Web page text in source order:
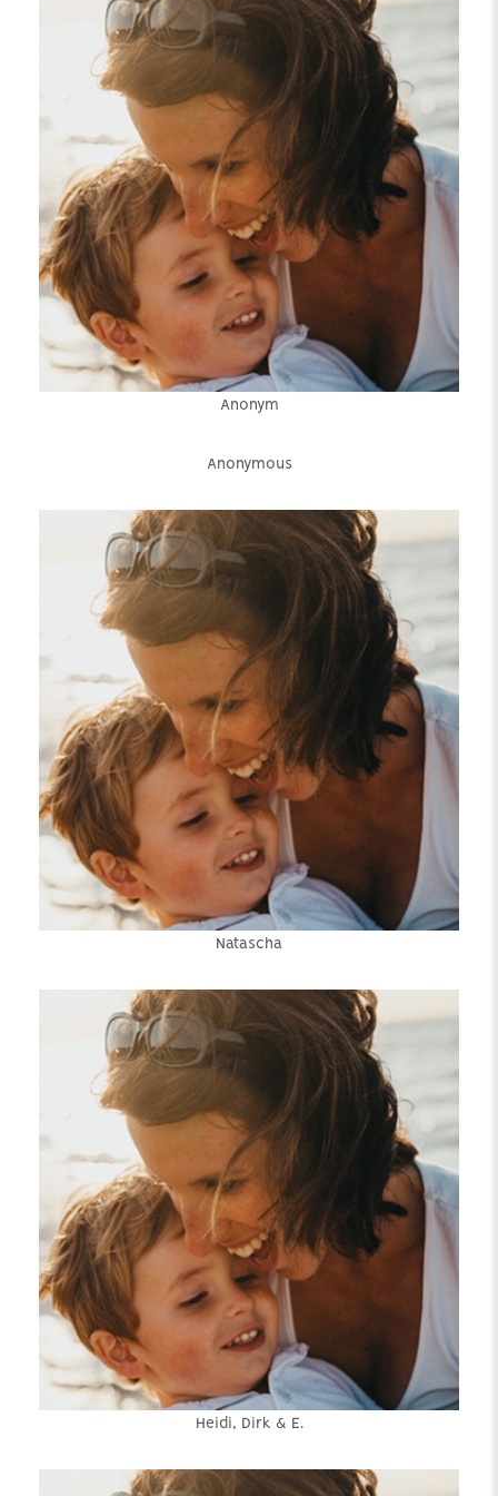
Anonym
Anonymous
Natascha
Heidi, Dirk & E.